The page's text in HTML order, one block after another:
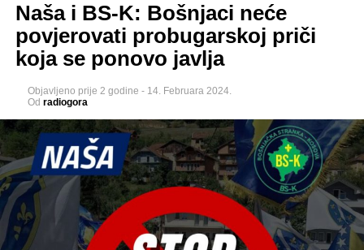
Naša i BS-K: Bošnjaci neće
povjerovati probugarskoj priči
koja se ponovo javlja
Objavljeno prije 2 godine - 14. Februara 2024.
Od radiogora